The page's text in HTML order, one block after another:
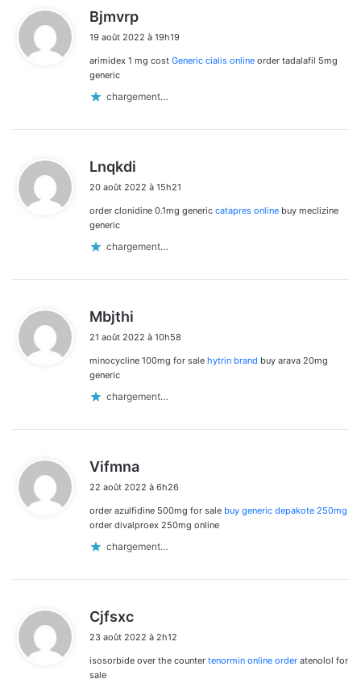
Bjmvrp
t
19 août 2022 à 19h19
arimidex 1 mg cost Generic cialis online order tadalafil 5mg
generic
chargement…
Lnqkdi
t
20 août 2022 à 15h21
order clonidine 0.1mg generic catapres online buy meclizine
generic
chargement…
Mbjthi
t
21 août 2022 à 10h58
minocycline 100mg for sale hytrin brand buy arava 20mg
generic
chargement…
Vifmna
t
:
22 août 2022 à 6h26
order azulfidine 500mg for sale buy generic depakote 250mg
order divalproex 250mg online
chargement…
Cjfsxc
t
23 août 2022 à 2h12
isosorbide over the counter tenormin online order atenolol for
sale